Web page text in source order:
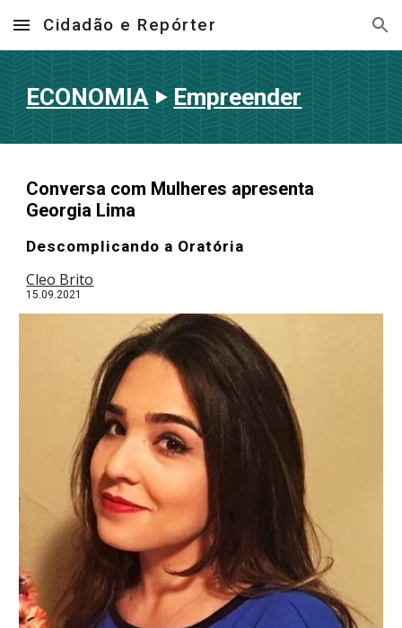
Skip to main content Skip to navigation
Cidadão e Repórter
ECONOMIA‣Empreender
Conversa com Mulheres apresenta
Georgia Lima
Descomplicando a Oratória
Cleo Brito
15.09.2021